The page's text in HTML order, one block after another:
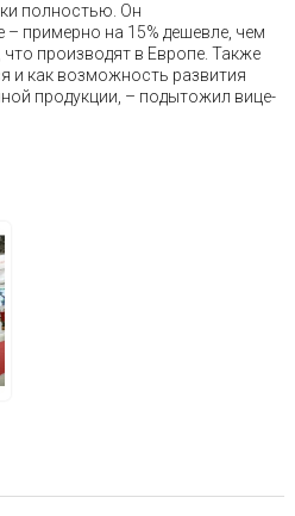
полностью. Он
– примерно на 15% дешевле, чем
что производят в Европе. Также
и как возможность развития
продукции, – подытожил вице-